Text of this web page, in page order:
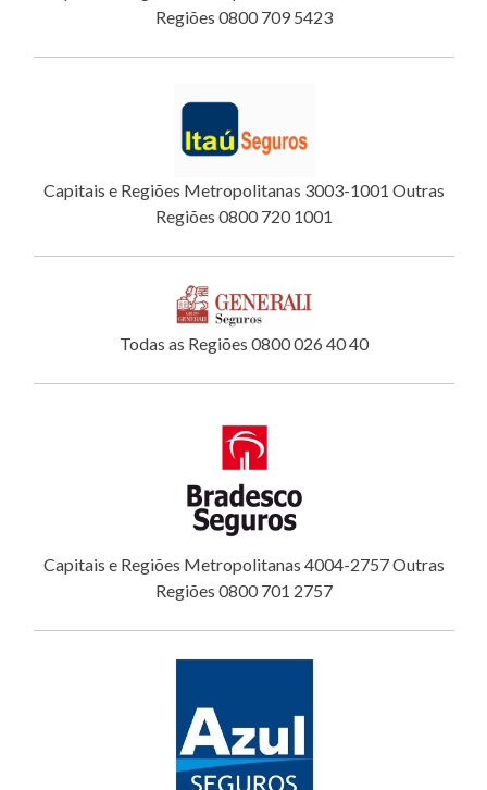
Regiões 0800 709 5423
Capitais e Regiões Metropolitanas 3003-1001 Outras
Regiões 0800 720 1001
Todas as Regiões 0800 026 40 40
Capitais e Regiões Metropolitanas 4004-2757 Outras
Regiões 0800 701 2757